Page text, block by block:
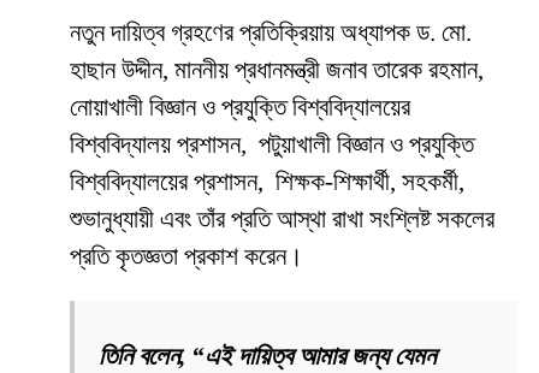
নতুন দায়িত্ব গ্রহণের প্রতিক্রিয়ায় অধ্যাপক ড. মো.
হাছান উদ্দীন, মাননীয় প্রধানমন্ত্রী জনাব তারেক রহমান,
নোয়াখালী বিজ্ঞান ও প্রযুক্তি বিশ্ববিদ্যালয়ের
বিশ্ববিদ্যালয় প্রশাসন, পটুয়াখালী বিজ্ঞান ও প্রযুক্তি
বিশ্ববিদ্যালয়ের প্রশাসন, শিক্ষক-শিক্ষার্থী, সহকর্মী,
শুভানুধ্যায়ী এবং তাঁর প্রতি আস্থা রাখা সংশ্লিষ্ট সকলের
প্রতি কৃতজ্ঞতা প্রকাশ করেন।
তিনি বলেন, “এই দায়িত্ব আমার জন্য যেমন